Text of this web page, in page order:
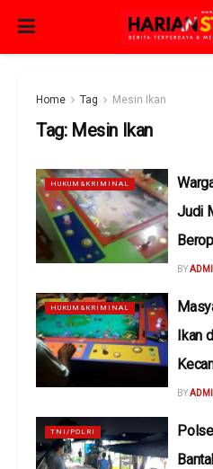
Home Tag Mesin Ikan
Tag: Mesin Ikan
HUKUM&KRIMINAL
Judi
BY
HUKUM&KRIMINAL
Ikan
BY
TNI/POLRI